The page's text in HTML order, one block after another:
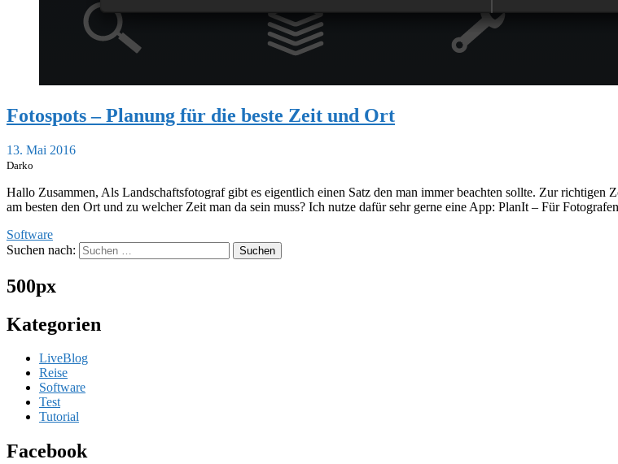
Fotospots – Planung für die beste Zeit und Ort
13. Mai 2016
Darko
Hallo Zusammen, Als Landschaftsfotograf gibt es eigentlich einen Satz den man immer beachten sollte. Zur
am besten den Ort und zu welcher Zeit man da sein muss? Ich nutze dafür sehr gerne eine App: PlanIt – Für Fotografen
Software
Suchen nach:
500px
Kategorien
LiveBlog
Reise
Software
Test
Tutorial
Facebook